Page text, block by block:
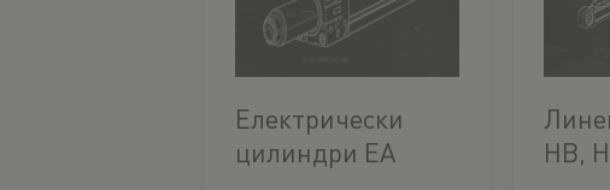
Електрически
цилиндри EA
HB,